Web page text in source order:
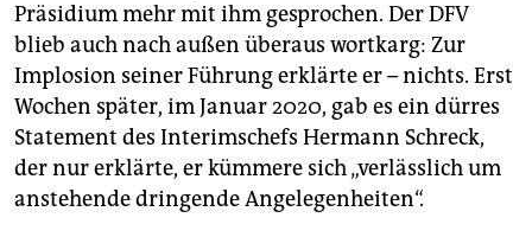
Präsidium mehr mit ihm gesprochen. Der DFV
blieb auch nach außen überaus wortkarg: Zur
Implosion seiner Führung erklärte er – nichts. Erst
Wochen später, im Januar 2020, gab es ein dürres
Statement des Interimschefs Hermann Schreck,
der nur erklärte, er kümmere sich „verlässlich um
anstehende dringende Angelegenheiten“.